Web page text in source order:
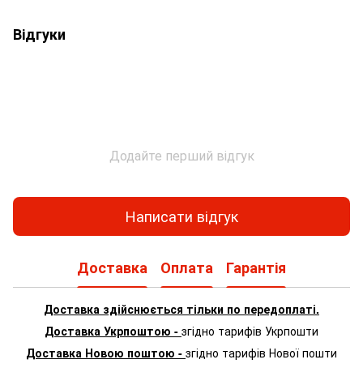
Відгуки
Додайте перший відгук
Написати відгук
Доставка Оплата Гарантія
Доставка здійснюється тільки по передоплаті.
Доставка Укрпоштою - згідно тарифів Укрпошти
Доставка Новою поштою - згідно тарифів Нової пошти